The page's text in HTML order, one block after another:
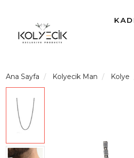
Ana Sayfa Kolyecik Man Kolye